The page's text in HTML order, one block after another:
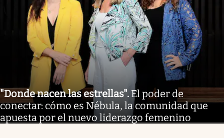
"Donde nacen las estrellas". El poder de
conectar: cómo es Nébula, la comunidad que
apuesta por el nuevo liderazgo femenino